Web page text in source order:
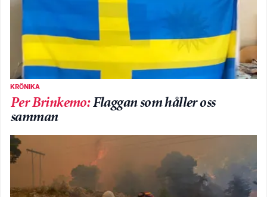
KRÖNIKA
Per Brinkemo:Flaggan som håller oss
samman